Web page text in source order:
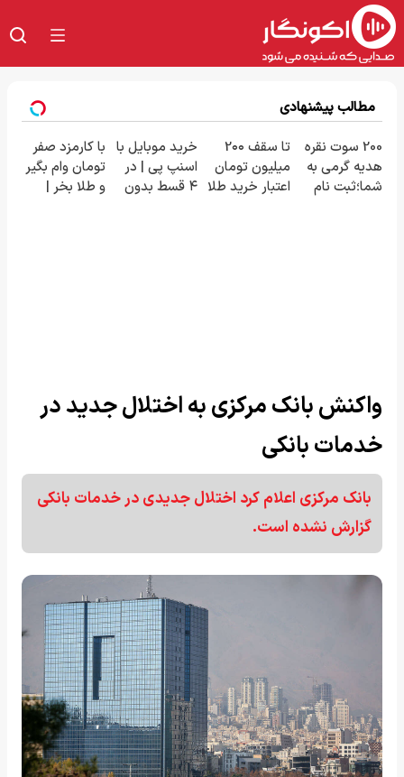
مطالب پیشنهادی
200 سوت نقره
هدیه گرمی به
شما؛ثبت نام
تا سقف 2۰۰
میلیون تومان
اعتبار خرید طلا
خرید موبایل با
اسنپ پی | در
۴ قسط بدون
با کارمزد صفر
تومان وام بگیر
و طلا بخر |
واکنش بانک مرکزی به اختلال جدید در
خدمات بانکی
بانک مرکزی اعلام کرد اختلال جدیدی در خدمات بانکی
گزارش نشده است.